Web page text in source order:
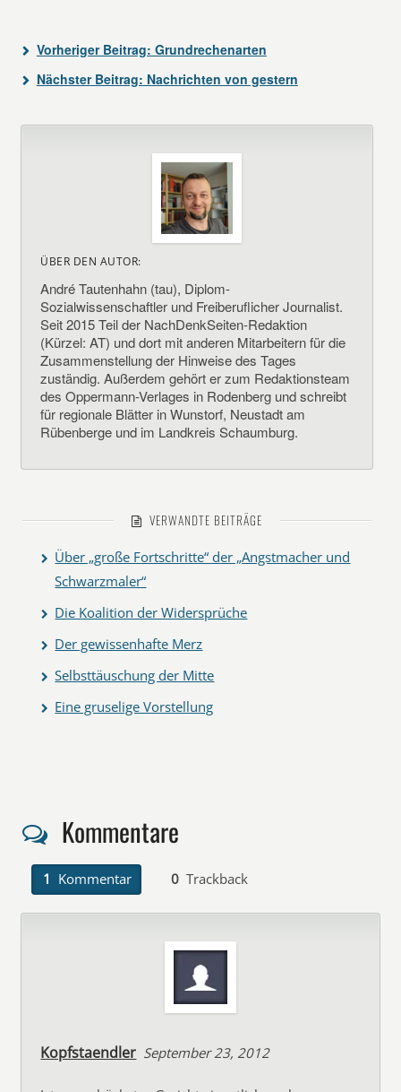
Vorheriger Beitrag: Grundrechenarten
Nächster Beitrag: Nachrichten von gestern
ÜBER DEN AUTOR:
André Tautenhahn (tau), Diplom-
Sozialwissenschaftler und Freiberuflicher Journalist.
Seit 2015 Teil der NachDenkSeiten-Redaktion
(Kürzel: AT) und dort mit anderen Mitarbeitern für die
Zusammenstellung der Hinweise des Tages
zuständig. Außerdem gehört er zum Redaktionsteam
des Oppermann-Verlages in Rodenberg und schreibt
für regionale Blätter in Wunstorf, Neustadt am
Rübenberge und im Landkreis Schaumburg.
VERWANDTE BEITRÄGE
Über „große Fortschritte“ der „Angstmacher und
Schwarzmaler“
Die Koalition der Widersprüche
Der gewissenhafte Merz
Selbsttäuschung der Mitte
Eine gruselige Vorstellung
Kommentare
1 Kommentar 0 Trackback
Kopfstaendler September 23, 2012